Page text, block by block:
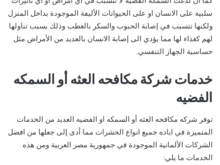
سلبية على الانسان او على الحيوانات الأليفة الموجودة بداخل المنزل
ولكنها تتسبب في إصابة الحبوب والسكر بالعطب وذلك بسبب تناولها
لهم كغذاء لها مما يؤدي الى إصابة الانسان بالعديد من الأمراض مثل
حساسية الجهاز التنفسي.
خدمات شركة مكافحه العثه أو السمكه
الفضيه
توفر شركه مكافحه العثه أو السمكه او الفضيه العديد من الخدمات
المتميزة في اباده جميع انواع الحشرات مما أدى إلى جعلها من افضل
الشركات الألمانية الموجودة في جمهورية مصر العربية ومن هذه
الخدمات ما يلي: